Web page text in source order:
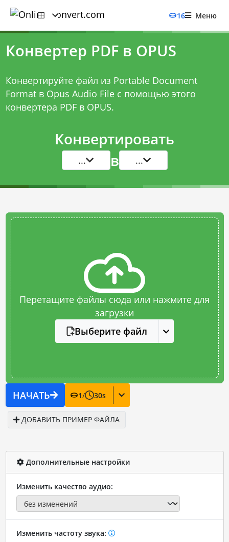
16 Меню
Конвертер PDF в OPUS
Конвертируйте файл из Portable Document
Format в Opus Audio File с помощью этого
конвертера PDF в OPUS.
Конвертировать
... в ...
Перетащите файлы сюда или нажмите для
загрузки
Выберите файл
НАЧАТЬ 1/ 30s
ДОБАВИТЬ ПРИМЕР ФАЙЛА
Дополнительные настройки
Изменить качество аудио:
Изменить частоту звука: